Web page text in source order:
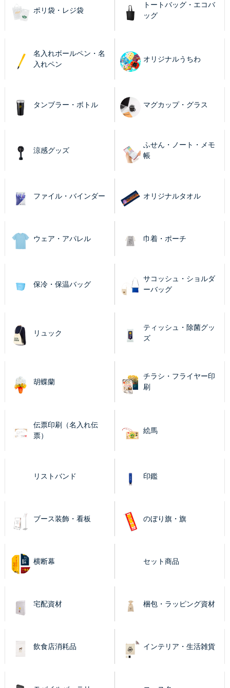
ポリ袋・レジ袋
トートバッグ・エコバ
ッグ
名入れボールペン・名
入れペン
オリジナルうちわ
タンブラー・ボトル マグカップ・グラス
涼感グッズ
ふせん・ノート・メモ
帳
ファイル・バインダー オリジナルタオル
ウェア・アパレル 巾着・ポーチ
保冷・保温バッグ
サコッシュ・ショルダ
ーバッグ
リュック
ティッシュ・除菌グッ
ズ
胡蝶蘭
チラシ・フライヤー印
刷
伝票印刷（名入れ伝
票）
絵馬
リストバンド 印鑑
ブース装飾・看板 のぼり旗・旗
横断幕 セット商品
宅配資材 梱包・ラッピング資材
飲食店消耗品 インテリア・生活雑貨